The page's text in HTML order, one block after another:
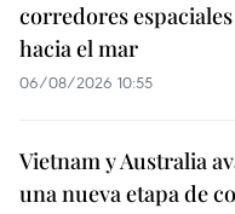
corredores
hacia el mar
06/08/2026 10:55
Vietnam y Australia
una nueva etapa de